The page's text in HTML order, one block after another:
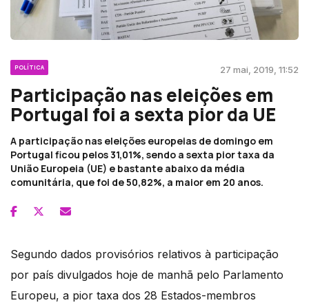
POLÍTICA 27 mai, 2019, 11:52
Participação nas eleições em
Portugal foi a sexta pior da UE
A participação nas eleições europeias de domingo em
Portugal ficou pelos 31,01%, sendo a sexta pior taxa da
União Europeia (UE) e bastante abaixo da média
comunitária, que foi de 50,82%, a maior em 20 anos.
Segundo dados provisórios relativos à participação
por país divulgados hoje de manhã pelo Parlamento
Europeu, a pior taxa dos 28 Estados-membros